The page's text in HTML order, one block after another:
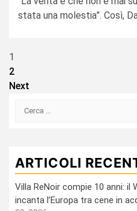
stata una molestia”. Così,
Paginazione
degli
1
2
Next
Ricerca
ARTICOLI
Villa ReNoir compie 10 anni: il
incanta l’Europa tra cene in